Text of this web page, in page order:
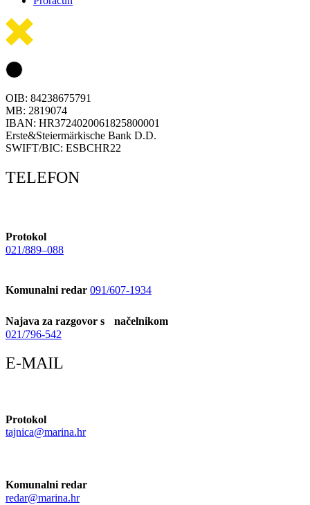
OIB: 84238675791
MB: 2819074
IBAN: HR3724020061825800001
Erste&Steiermärkische Bank D.D.
SWIFT/BIC: ESBCHR22
TELEFON
Protokol
021/889–088
Komunalni redar 091/607-1934
Najava za razgovor s načelnikom
021/796-542
E-MAIL
Protokol
tajnica@marina.hr
Komunalni redar
redar@marina.hr